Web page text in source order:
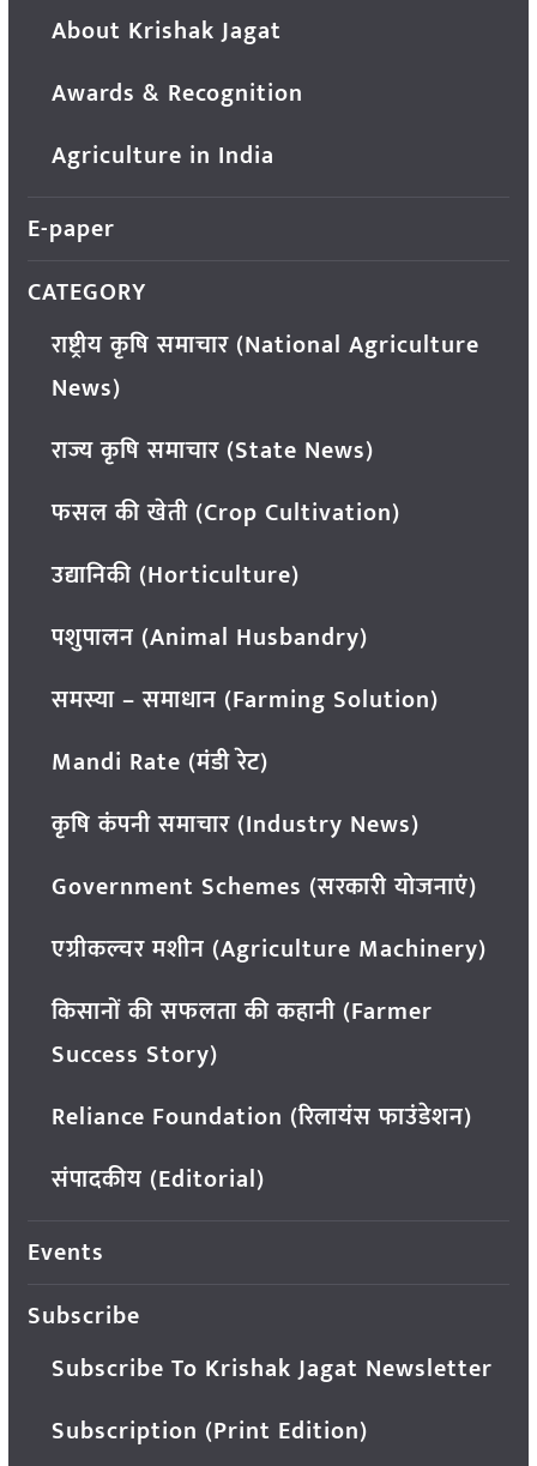
About Krishak Jagat
Awards & Recognition
Agriculture in India
E-paper
CATEGORY
राष्ट्रीय कृषि समाचार (National Agriculture
News)
राज्य कृषि समाचार (State News)
फसल की खेती (Crop Cultivation)
उद्यानिकी (Horticulture)
पशुपालन (Animal Husbandry)
समस्या – समाधान (Farming Solution)
Mandi Rate (मंडी रेट)
कृषि कंपनी समाचार (Industry News)
Government Schemes (सरकारी योजनाएं)
एग्रीकल्चर मशीन (Agriculture Machinery)
किसानों की सफलता की कहानी (Farmer
Success Story)
Reliance Foundation (रिलायंस फाउंडेशन)
संपादकीय (Editorial)
Events
Subscribe
Subscribe To Krishak Jagat Newsletter
Subscription (Print Edition)